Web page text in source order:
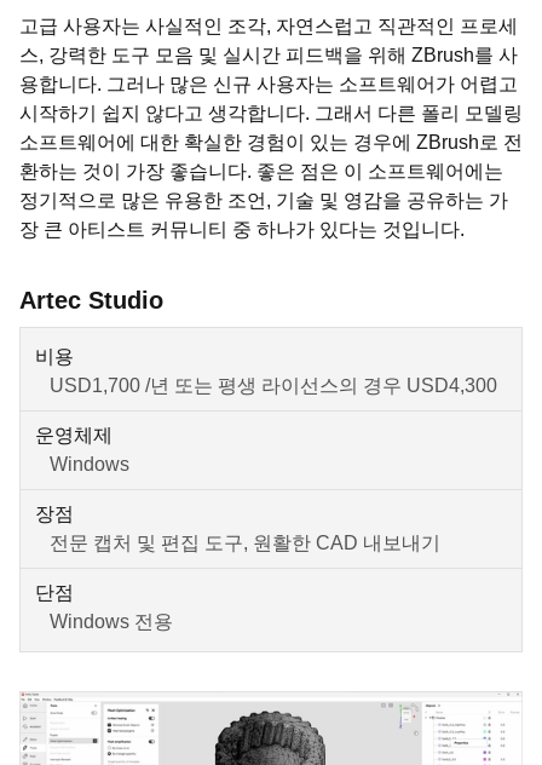
고급 사용자는 사실적인 조각, 자연스럽고 직관적인 프로세
스, 강력한 도구 모음 및 실시간 피드백을 위해 ZBrush를 사
용합니다. 그러나 많은 신규 사용자는 소프트웨어가 어렵고
시작하기 쉽지 않다고 생각합니다. 그래서 다른 폴리 모델링
소프트웨어에 대한 확실한 경험이 있는 경우에 ZBrush로 전
환하는 것이 가장 좋습니다. 좋은 점은 이 소프트웨어에는
정기적으로 많은 유용한 조언, 기술 및 영감을 공유하는 가
장 큰 아티스트 커뮤니티 중 하나가 있다는 것입니다.
Artec Studio
비용
USD1,700 /년 또는 평생 라이선스의 경우 USD4,300
운영체제
Windows
장점
전문 캡처 및 편집 도구, 원활한 CAD 내보내기
단점
Windows 전용